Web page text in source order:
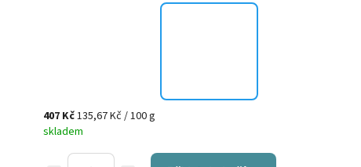
407 Kč135,67 Kč / 100 g
skladem